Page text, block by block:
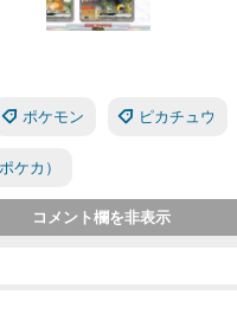
ポケモン ピカチュウ
ケカ）
コメント欄を非表示